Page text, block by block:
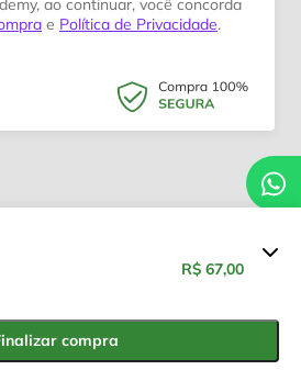
R$ 67,00
R$ 67,00
compra
ao continuar, você concorda
e Política de Privacidade.